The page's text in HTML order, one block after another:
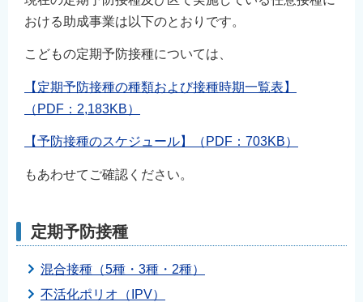
おける助成事業は以下のとおりです。
こどもの定期予防接種については、
【定期予防接種の種類および接種時期一覧表】
（PDF：2,183KB）
【予防接種のスケジュール】（PDF：703KB）
もあわせてご確認ください。
定期予防接種
混合接種（5種・3種・2種）
不活化ポリオ（IPV）